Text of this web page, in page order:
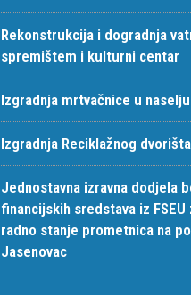
Rekonstrukcija i dogradnja
spremištem i kulturni centar
Izgradnja mrtvačnice u
Izgradnja Reciklažnog
Jednostavna izravna dodjela
financijskih sredstava iz
radno stanje prometnica na
Jasenovac